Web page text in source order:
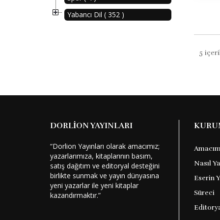
Yabancı Dil ( 352 )
5
DORLİON YAYINLARI
“Dorlion Yayınları olarak amacımız;
yazarlarımıza, kitaplarının basım,
satış dağıtım ve editoryal desteğini
birlikte sunmak ve yayın dünyasına
yeni yazarlar ile yeni kitaplar
kazandırmaktır.”
Nasıl
Eserin
Süreci